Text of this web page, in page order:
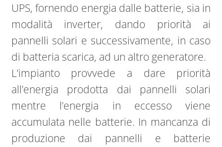
UPS, fornendo energia dalle batterie, sia in
modalità inverter, dando priorità ai
pannelli solari e successivamente, in caso
di batteria scarica, ad un altro generatore.
L’impianto provvede a dare priorità
all’energia prodotta dai pannelli solari
mentre l’energia in eccesso viene
accumulata nelle batterie. In mancanza di
produzione dai pannelli e batterie